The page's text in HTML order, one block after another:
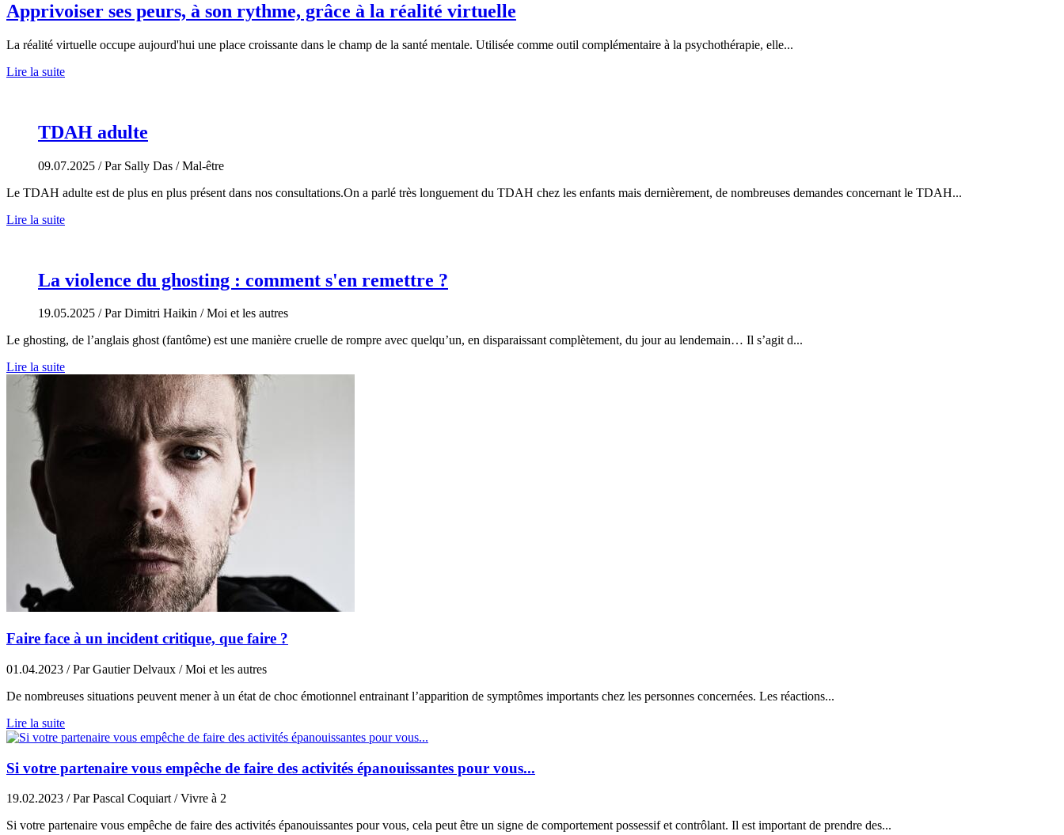
Apprivoiser ses peurs, à son rythme, grâce à la réalité virtuelle
La réalité virtuelle occupe aujourd'hui une place croissante dans le champ de la santé mentale. Utilisée comme outil complémentaire à la psychothérapie, elle...
Lire la suite
TDAH adulte
09.07.2025 / Par Sally Das / Mal-être
Le TDAH adulte est de plus en plus présent dans nos consultations.On a parlé très longuement du TDAH chez les enfants mais dernièrement, de nombreuses demandes concernant le TDAH...
Lire la suite
La violence du ghosting : comment s'en remettre ?
19.05.2025 / Par Dimitri Haikin / Moi et les autres
Le ghosting, de l’anglais ghost (fantôme) est une manière cruelle de rompre avec quelqu’un, en disparaissant complètement, du jour au lendemain… Il s’agit d...
Lire la suite
Faire face à un incident critique, que faire ?
01.04.2023 / Par Gautier Delvaux / Moi et les autres
De nombreuses situations peuvent mener à un état de choc émotionnel entrainant l’apparition de symptômes importants chez les personnes concernées. Les réactions...
Lire la suite
Si votre partenaire vous empêche de faire des activités épanouissantes pour vous...
19.02.2023 / Par Pascal Coquiart / Vivre à 2
Si votre partenaire vous empêche de faire des activités épanouissantes pour vous, cela peut être un signe de comportement possessif et contrôlant. Il est important de prendre des...